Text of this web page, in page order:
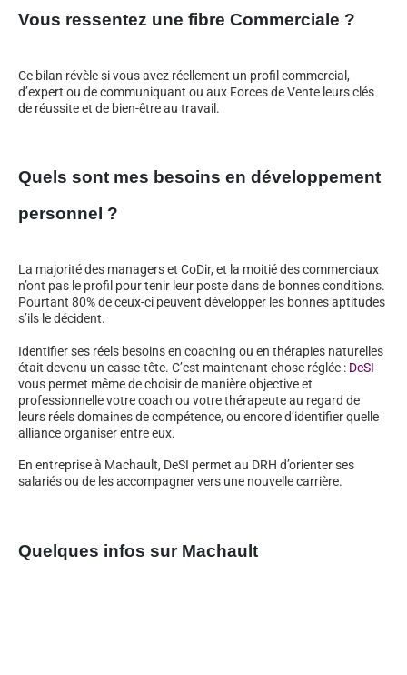
Vous ressentez une fibre Commerciale ?
Ce bilan révèle si vous avez réellement un profil commercial,
d’expert ou de communiquant ou aux Forces de Vente leurs clés
de réussite et de bien-être au travail.
Quels sont mes besoins en développement
personnel ?
La majorité des managers et CoDir, et la moitié des commerciaux
n’ont pas le profil pour tenir leur poste dans de bonnes conditions.
Pourtant 80% de ceux-ci peuvent développer les bonnes aptitudes
s’ils le décident.
Identifier ses réels besoins en coaching ou en thérapies naturelles
était devenu un casse-tête. C’est maintenant chose réglée : DeSI
vous permet même de choisir de manière objective et
professionnelle votre coach ou votre thérapeute au regard de
leurs réels domaines de compétence, ou encore d’identifier quelle
alliance organiser entre eux.
En entreprise à Machault, DeSI permet au DRH d’orienter ses
salariés ou de les accompagner vers une nouvelle carrière.
Quelques infos sur Machault